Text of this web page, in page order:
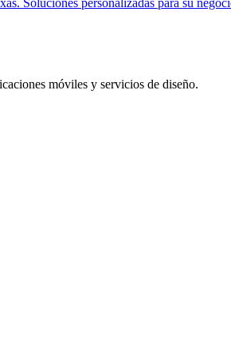
Soluciones personalizadas para su
móviles y servicios de diseño.